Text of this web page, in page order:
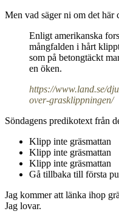
Men vad säger ni om det här
Enligt amerikanska
mångfalden i hårt
som på betongtäckt
en öken.
https://www.land.se/
over-grasklippningen/
Söndagens predikotext från
Klipp inte gräsmattan
Klipp inte gräsmattan
Klipp inte gräsmattan
Gå tillbaka till första
Jag kommer att länka ihop
Jag lovar.